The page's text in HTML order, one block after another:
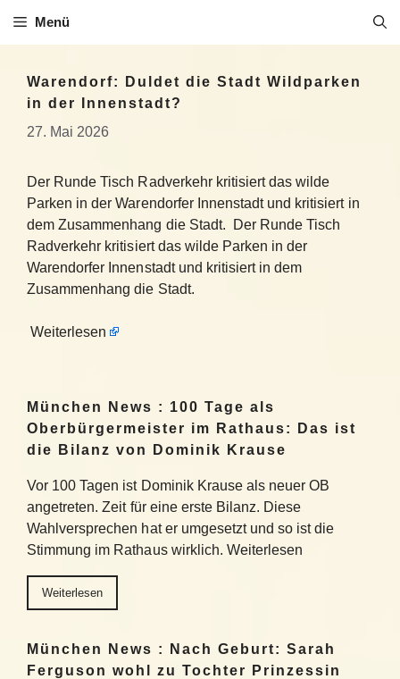
Inhalt
Menü
Warendorf: Duldet die Stadt Wildparken
in der Innenstadt?
27. Mai 2026
Der Runde Tisch Radverkehr kritisiert das wilde
Parken in der Warendorfer Innenstadt und kritisiert in
dem Zusammenhang die Stadt. Der Runde Tisch
Radverkehr kritisiert das wilde Parken in der
Warendorfer Innenstadt und kritisiert in dem
Zusammenhang die Stadt.
Weiterlesen
München News : 100 Tage als
Oberbürgermeister im Rathaus: Das ist
die Bilanz von Dominik Krause
Vor 100 Tagen ist Dominik Krause als neuer OB
angetreten. Zeit für eine erste Bilanz. Diese
Wahlversprechen hat er umgesetzt und so ist die
Stimmung im Rathaus wirklich. Weiterlesen
Weiterlesen
München News : Nach Geburt: Sarah
Ferguson wohl zu Tochter Prinzessin